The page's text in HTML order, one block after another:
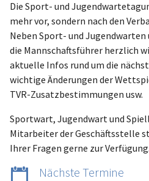
Die Sport- und
mehr vor, sondern nach den
Neben Sport- und Jugendwarten
die Mannschaftsführer herzlich
aktuelle Infos rund um die
wichtige Änderungen der
TVR-Zusatzbestimmungen usw.
Sportwart, Jugendwart und
Mitarbeiter der Geschäftsstelle
Ihrer Fragen gerne zur Verfügung.
Nächste Termine